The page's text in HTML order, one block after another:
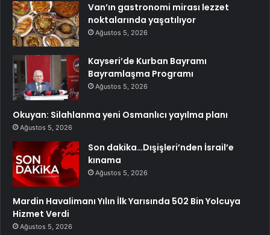
Van’ın gastronomi mirası lezzet
noktalarında yaşatılıyor
Ağustos 5, 2026
Kayseri’de Kurban Bayramı
Bayramlaşma Programı
Ağustos 5, 2026
Okuyan: Silahlanma yeni Osmanlıcı yayılma planı
Ağustos 5, 2026
Son dakika…Dışişleri’nden İsrail’e
kınama
Ağustos 5, 2026
Mardin Havalimanı Yılın İlk Yarısında 502 Bin Yolcuya
Hizmet Verdi
Ağustos 5, 2026